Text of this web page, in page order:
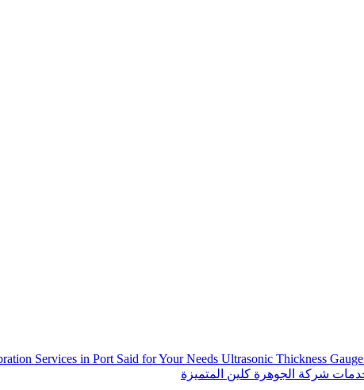
Services in Port Said for Your Needs Ultrasonic Thickness Gauge
شركة الجوهرة كلين المتميزة